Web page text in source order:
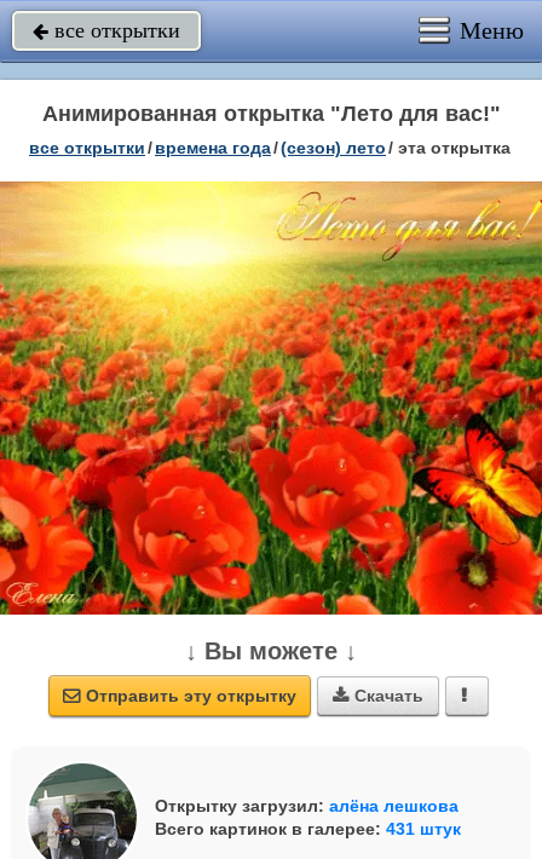
 все открытки Меню
Анимированная открытка "Лето для вас!"
все открытки/времена года/(сезон) лето/ эта открытка
↓ Вы можете ↓
 Отправить эту открытку  Скачать 
Открытку загрузил: алёна лешкова
Всего картинок в галерее: 431 штук